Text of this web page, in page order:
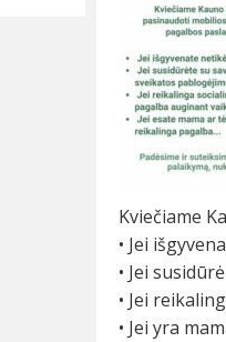
Kviečiame
• Jei
• Jei
• Jei
• Jei yra